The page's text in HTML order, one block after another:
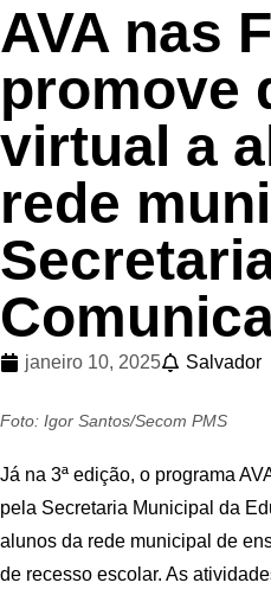
AVA nas
promove
virtual a
rede
janeiro 10, 2025 Salvador
Foto: Igor Santos/Secom PMS
Já na 3ª edição, o programa
pela Secretaria Municipal da
alunos da rede municipal de
de recesso escolar. As